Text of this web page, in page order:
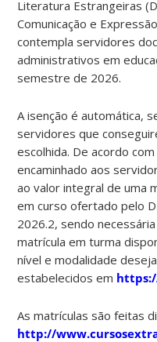
Literatura Estrangeiras
Comunicação e
contempla servidores
administrativos em
semestre de 2026.
A isenção é automática,
servidores que
escolhida. De acordo
encaminhado aos
ao valor integral de uma
em curso ofertado pelo
2026.2, sendo
matrícula em turma
nível e modalidade
estabelecidos em
As matrículas são feitas
http://